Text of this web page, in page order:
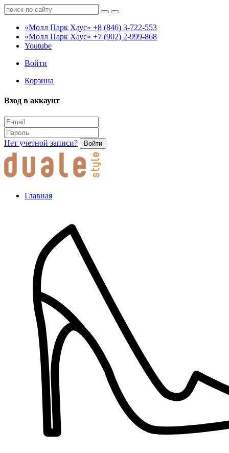
«Молл Парк Хаус» +8 (846) 3-722-553
«Молл Парк Хаус» +7 (902) 2-999-868
Youtube
Войти
Корзина
Вход в аккаунт
Нет учетной записи? Войти
Главная